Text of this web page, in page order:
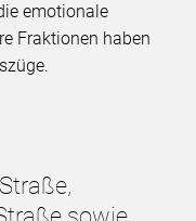
emotionale
Fraktionen haben